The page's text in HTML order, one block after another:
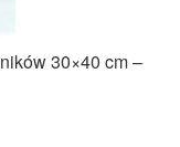
30×40 cm –